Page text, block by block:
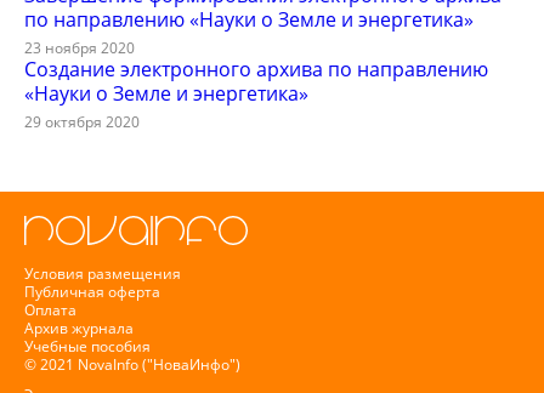
по направлению «Науки о Земле и энергетика»
23 ноября 2020
Создание электронного архива по направлению
«Науки о Земле и энергетика»
29 октября 2020
Условия размещения
Публичная оферта
Оплата
Архив журнала
Учебные пособия
© 2021 NovaInfo ("НоваИнфо")